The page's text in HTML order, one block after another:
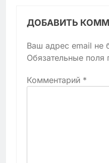
ДОБАВИТЬ
Ваш адрес email не
Обязательные поля
Комментарий *